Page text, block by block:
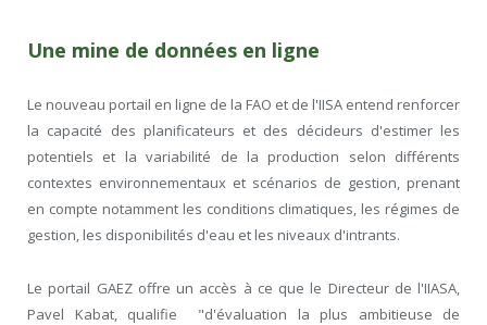
Une mine de données en ligne
Le nouveau portail en ligne de la FAO et de l'IISA entend renforcer
la capacité des planificateurs et des décideurs d'estimer les
potentiels et la variabilité de la production selon différents
contextes environnementaux et scénarios de gestion, prenant
en compte notamment les conditions climatiques, les régimes de
gestion, les disponibilités d'eau et les niveaux d'intrants.
Le portail GAEZ offre un accès à ce que le Directeur de l'IIASA,
Pavel Kabat, qualifie "d'évaluation la plus ambitieuse de